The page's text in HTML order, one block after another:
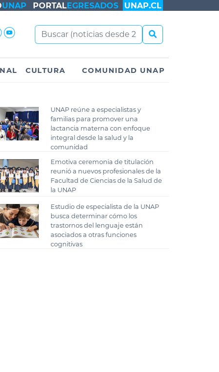
UNAP PORTALEGRESADOS UNAP.CL
CULTURA COMUNIDAD UNAP
UNAP reúne a especialistas y
familias para promover una
lactancia materna con enfoque
integral desde la salud y la
comunidad
Emotiva ceremonia de titulación
reunió a nuevos profesionales de la
Facultad de Ciencias de la Salud de
la UNAP
Estudio de especialista de la UNAP
busca determinar cómo los
trastornos del lenguaje están
asociados a otras funciones
cognitivas